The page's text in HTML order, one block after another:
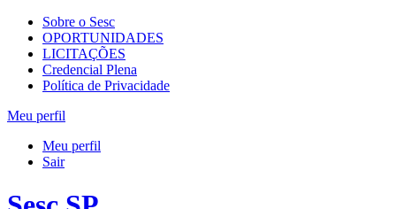
Sobre o Sesc
OPORTUNIDADES
LICITAÇÕES
Credencial Plena
Política de Privacidade
Meu perfil
Meu perfil
Sair